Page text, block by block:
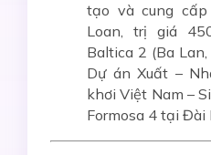
tạo và cung
Loan, trị giá
Baltica 2 (Ba
Dự án Xuất –
khơi Việt Nam –
Formosa 4 tại Đài